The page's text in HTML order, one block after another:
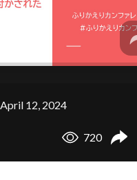
April 12, 2024
720